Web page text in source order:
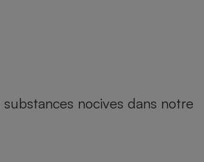
nocives dans notre